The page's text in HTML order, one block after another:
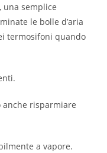
una semplice
le bolle d’aria
termosifoni quando
anche risparmiare
a vapore.